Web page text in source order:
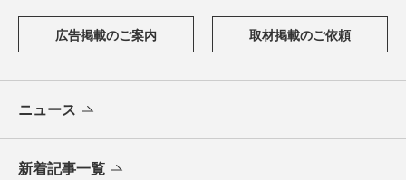
広告掲載のご案内 取材掲載のご依頼
ニュース
新着記事一覧